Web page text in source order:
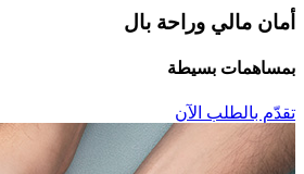
أمان مالي وراحة بال
بمساهمات بسيطة
تقدّم بالطلب الآن